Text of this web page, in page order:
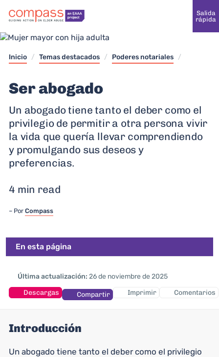
Salida
rápida
Inicio / Temas destacados / Poderes notariales /
Ser abogado
Un abogado tiene tanto el deber como el
privilegio de permitir a otra persona vivir
la vida que quería llevar comprendiendo
y promulgando sus deseos y
preferencias.
4 min read
Por Compass
En esta página
Última actualización: 26 de noviembre de 2025
Descargas
Compartir Imprimir Comentarios
Introducción
Un abogado tiene tanto el deber como el privilegio